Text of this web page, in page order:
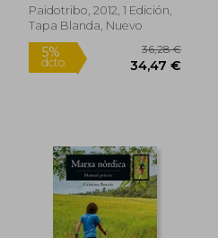
Paidotribo, 2012, 1 Edición,
Tapa Blanda, Nuevo
5%
dcto. 34,47 €